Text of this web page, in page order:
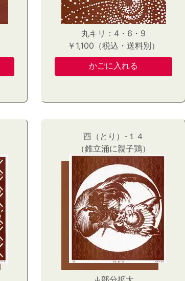
丸キリ：4・6・9
￥1,100（税込・送料別）
酉（とり）-１４
（錐立涌に親子鶏）